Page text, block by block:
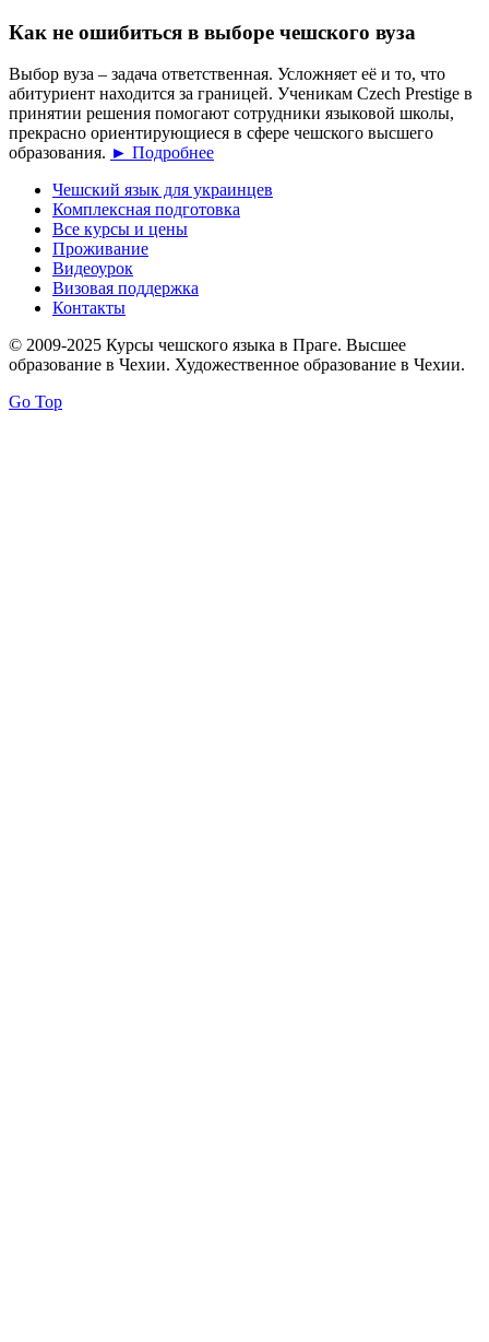
Как не ошибиться в выборе чешского вуза
Выбор вуза – задача ответственная. Усложняет её и то, что
абитуриент находится за границей. Ученикам Czech Prestige в
принятии решения помогают сотрудники языковой школы,
прекрасно ориентирующиеся в сфере чешского высшего
образования. ► Подробнее
Чешский язык для украинцев
Комплексная подготовка
Все курсы и цены
Проживание
Видеоурок
Визовая поддержка
Контакты
© 2009-2025 Курсы чешского языка в Праге. Высшее
образование в Чехии. Художественное образование в Чехии.
Go Top